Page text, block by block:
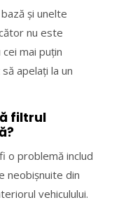
și unelte
nu este
mai puțin
apelați la un
filtrul
o problemă includ
neobișnuite din
vehiculului.